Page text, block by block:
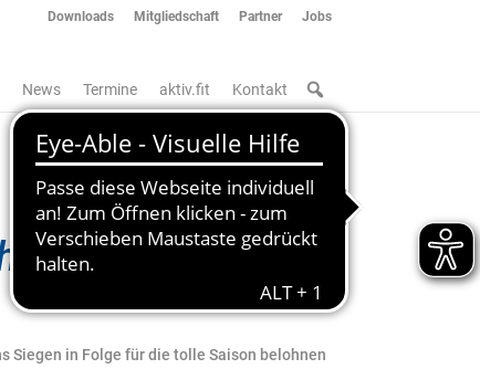
Downloads Mitgliedschaft Partner Jobs
News Termine aktiv.fit Kontakt
Siegen in Folge für die tolle Saison belohnen